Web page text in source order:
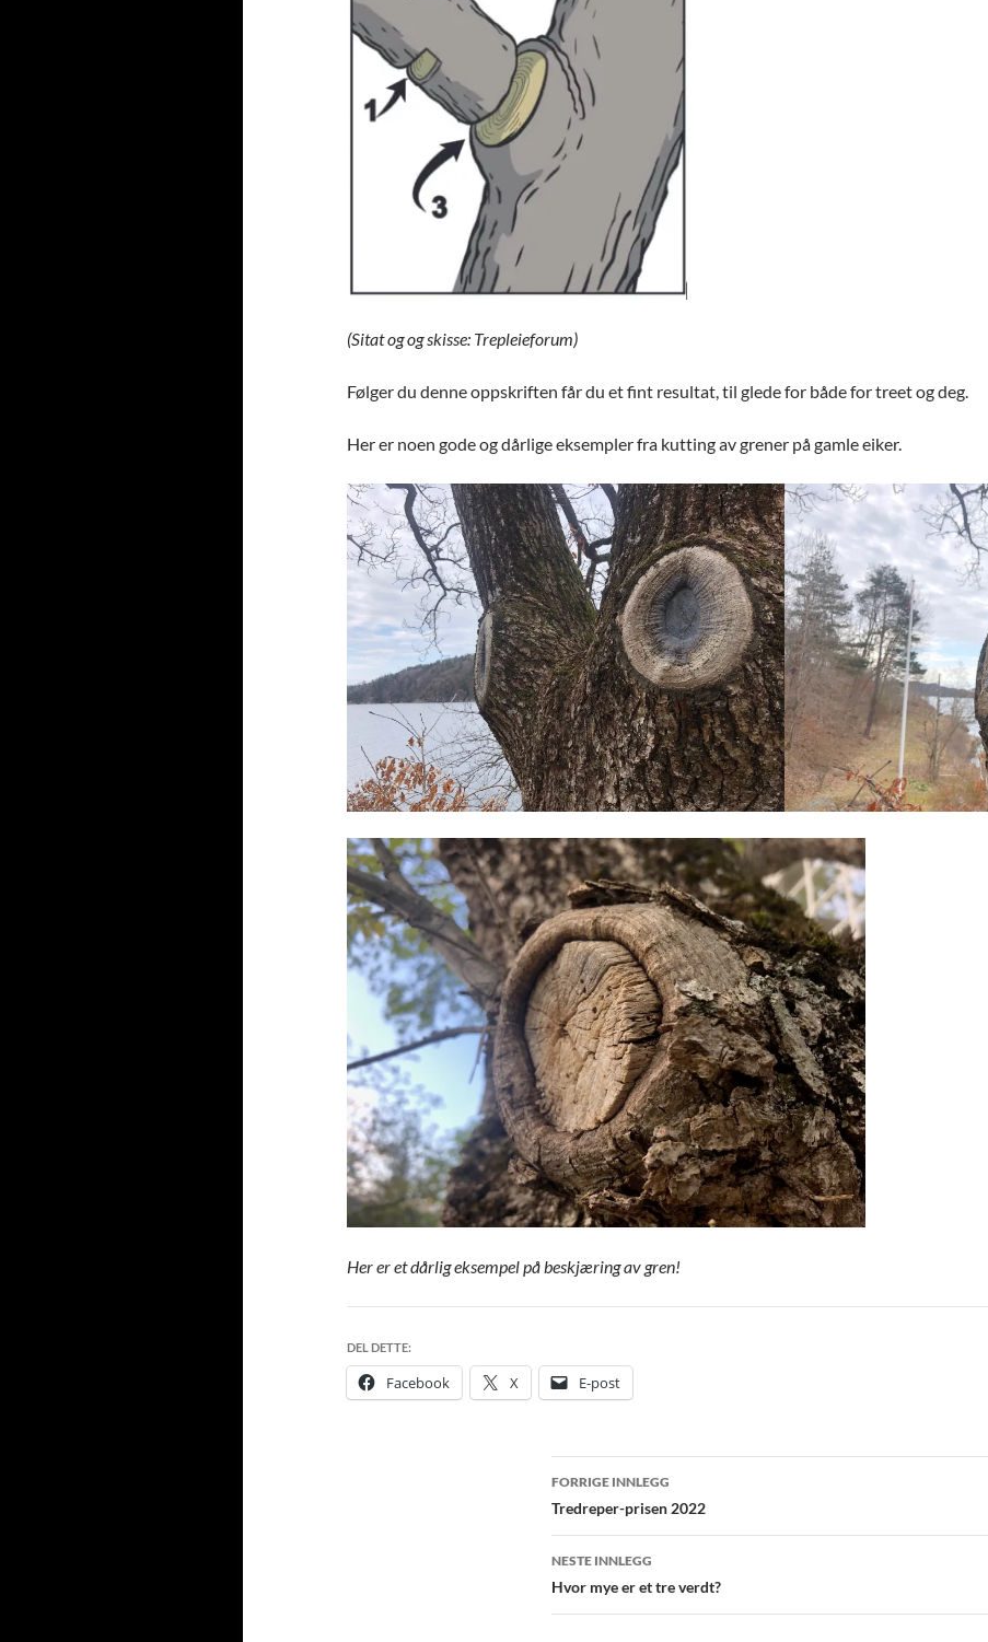
(Sitat og og skisse: Trepleieforum)
Følger du denne oppskriften får du et fint resultat, til glede for både for treet og deg.
Her er noen gode og dårlige eksempler fra kutting av grener på gamle eiker.
Her er et dårlig eksempel på beskjæring av gren!
DEL DETTE:
Facebook X E-post
Innleggsnavigasjon
FORRIGE INNLEGG
Tredreper-prisen 2022
NESTE INNLEGG
Hvor mye er et tre verdt?